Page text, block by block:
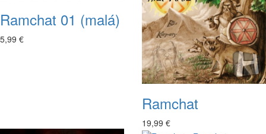
Ramchat 01 (malá)
5,99 €
Ramchat
19,99 €